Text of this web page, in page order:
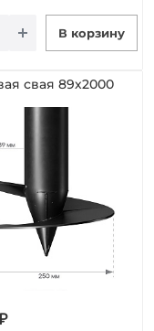
В корзину
свая 89х2000